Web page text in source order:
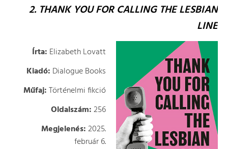
2. THANK YOU FOR CALLING THE LESBIAN
LINE
Írta: Elizabeth Lovatt
Kiadó: Dialogue Books
Műfaj:Történelmi fikció
Oldalszám:256
Megjelenés:2025.
február 6.